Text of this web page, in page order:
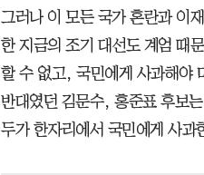
그러나 이 모든 국가 혼란과 이
한 지금의 조기 대선도 계엄 때
할 수 없고, 국민에게 사과해야
반대였던 김문수, 홍준표 후보
두가 한자리에서 국민에게 사과